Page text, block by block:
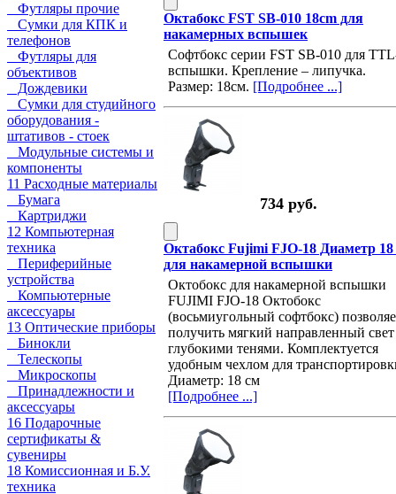
Футляры прочие
Сумки для КПК и
телефонов
Футляры для
объективов
Дождевики
Сумки для студийного
оборудования -
штативов - стоек
Модульные системы и
компоненты
11 Расходные материалы
Бумага
Картриджи
12 Компьютерная
техника
Периферийные
устройства
Компьютерные
аксессуары
13 Оптические приборы
Бинокли
Телескопы
Микроскопы
Принадлежности и
аксессуары
16 Подарочные
сертификаты &
сувениры
18 Комиссионная и Б.У.
техника
Октабокс FST SB-010 18cm для
накамерных вспышек
Софтбокс серии FST SB-010 для
вспышки. Крепление – липучка.
Размер: 18см. [Подробнее ...]
734 руб.
Октабокс Fujimi FJO-18 Диаметр
для накамерной вспышки
Октобокс для накамерной вспышки
FUJIMI FJO-18 Октобокс
(восьмиугольный софтбокс)
получить мягкий направленный свет
глубокими тенями. Комплектуется
удобным чехлом для
Диаметр: 18 см
[Подробнее ...]